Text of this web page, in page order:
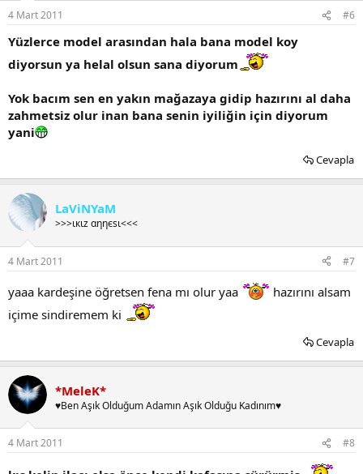
4 Mart 2011 #6
Yüzlerce model arasından hala bana model koy
diyorsun ya helal olsun sana diyorum
Yok bacım sen en yakın mağazaya gidip hazırını al daha
zahmetsiz olur inan bana senin iyiliğin için diyorum
yani
Cevapla
LaViNYaM
>>>ιкιz αηηєѕι<<<
4 Mart 2011 #7
yaaa kardeşine öğretsen fena mı olur yaa
hazırını alsam
içime sindiremem ki
Cevapla
*MeleK*
♥Ben Aşık Olduğum Adamın Aşık Olduğu Kadınım♥
4 Mart 2011 #8